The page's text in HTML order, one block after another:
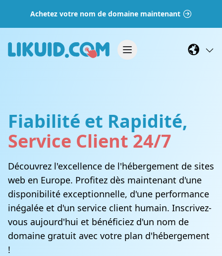
Achetez votre nom de domaine maintenant
Fiabilité et Rapidité,
Service Client 24/7
Découvrez l'excellence de l'hébergement de sites
web en Europe. Profitez dès maintenant d'une
disponibilité exceptionnelle, d'une performance
inégalée et d'un service client humain. Inscrivez-
vous aujourd'hui et bénéficiez d'un nom de
domaine gratuit avec votre plan d'hébergement
!